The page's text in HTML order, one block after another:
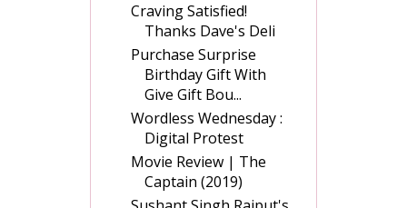
Craving Satisfied!
Thanks Dave's Deli
Purchase Surprise
Birthday Gift With
Give Gift Bou...
Wordless Wednesday :
Digital Protest
Movie Review | The
Captain (2019)